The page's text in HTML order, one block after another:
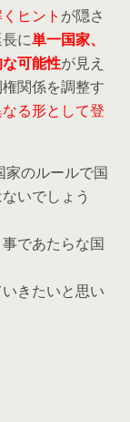
ヒント が隠さ
に単一国家、
可能性が見え
関係を調整す
る形として登
のルールで国
いでしょう
であたらな国
きたいと思い